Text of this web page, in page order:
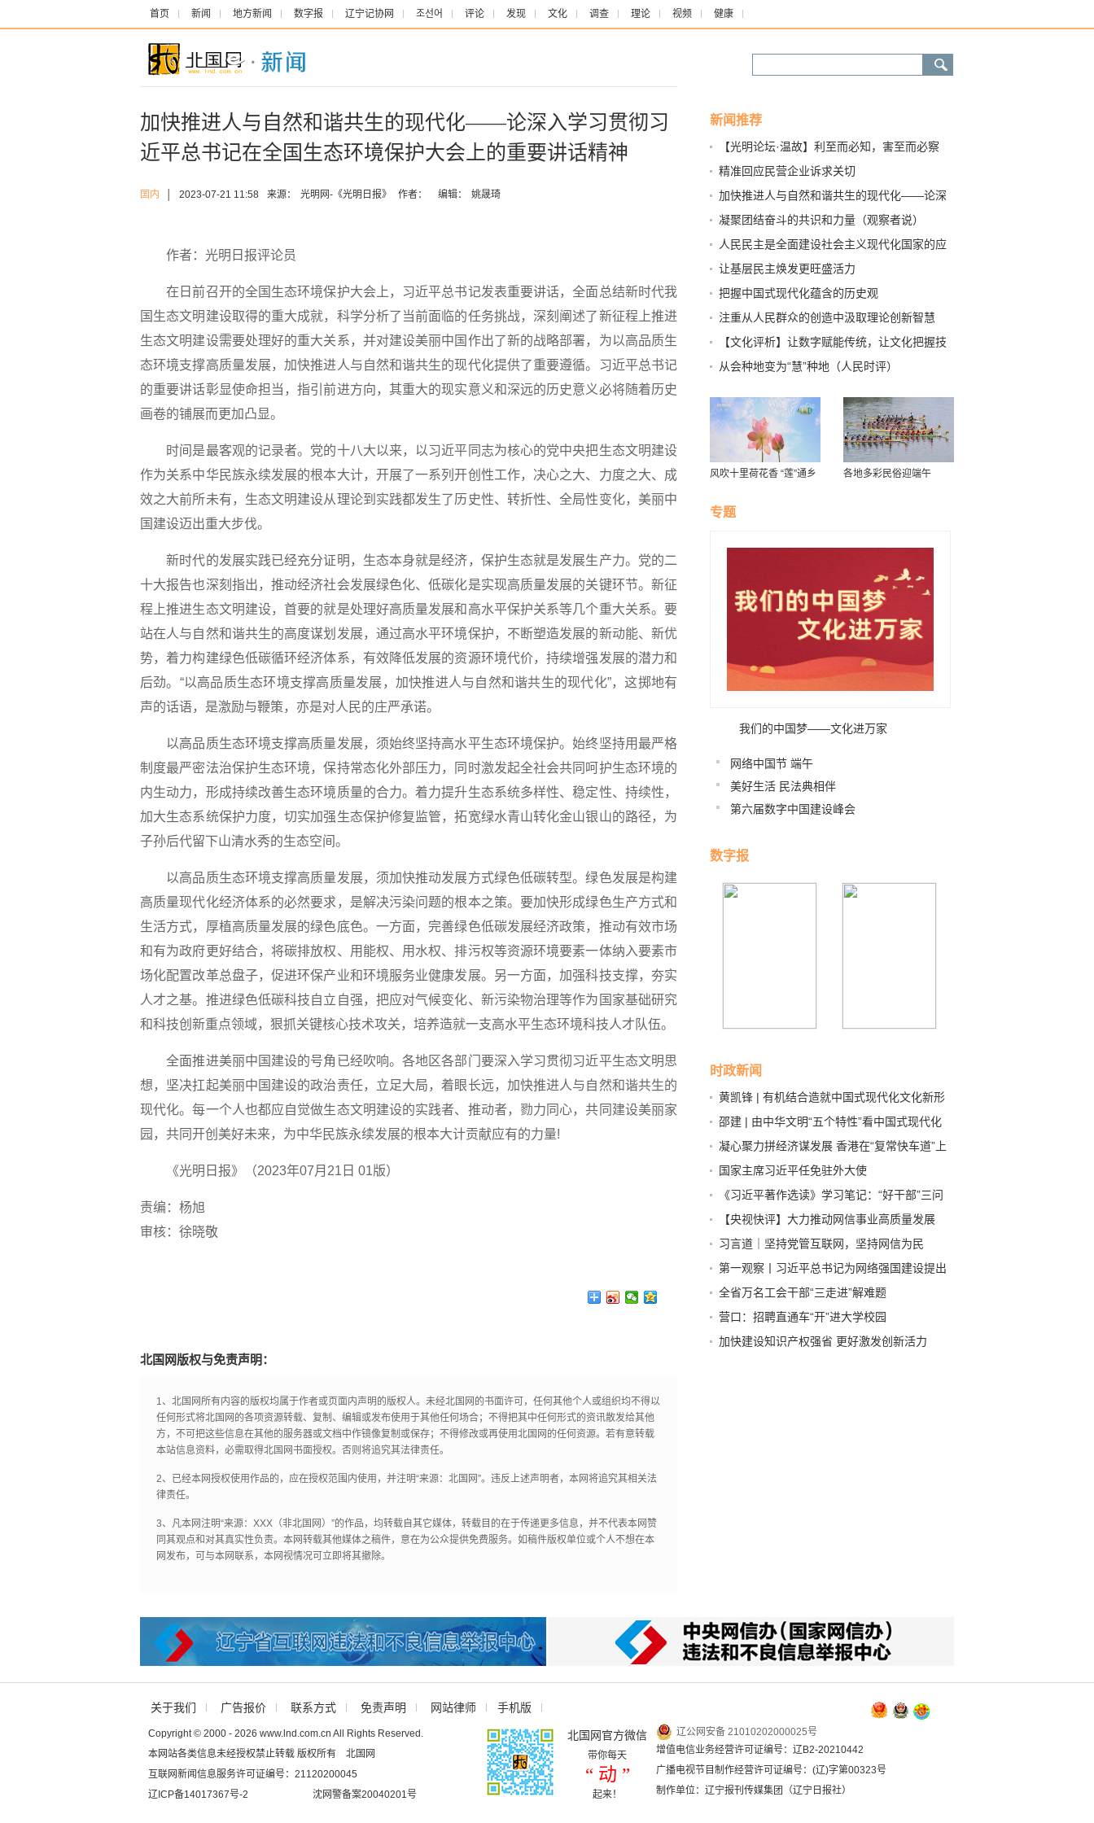
首页 新闻 地方新闻 数字报 辽宁记协网 조선어 评论 发现 文化 调查 理论 视频 健康
加快推进人与自然和谐共生的现代化——论深入学习贯彻习
近平总书记在全国生态环境保护大会上的重要讲话精神
国内 2023-07-21 11:58 来源： 光明网-《光明日报》 作者： 编辑： 姚晟琦
作者：光明日报评论员
在日前召开的全国生态环境保护大会上，习近平总书记发表重要讲话，全面总结新时代我
国生态文明建设取得的重大成就，科学分析了当前面临的任务挑战，深刻阐述了新征程上推进
生态文明建设需要处理好的重大关系，并对建设美丽中国作出了新的战略部署，为以高品质生
态环境支撑高质量发展，加快推进人与自然和谐共生的现代化提供了重要遵循。习近平总书记
的重要讲话彰显使命担当，指引前进方向，其重大的现实意义和深远的历史意义必将随着历史
画卷的铺展而更加凸显。
时间是最客观的记录者。党的十八大以来，以习近平同志为核心的党中央把生态文明建设
作为关系中华民族永续发展的根本大计，开展了一系列开创性工作，决心之大、力度之大、成
效之大前所未有，生态文明建设从理论到实践都发生了历史性、转折性、全局性变化，美丽中
国建设迈出重大步伐。
新时代的发展实践已经充分证明，生态本身就是经济，保护生态就是发展生产力。党的二
十大报告也深刻指出，推动经济社会发展绿色化、低碳化是实现高质量发展的关键环节。新征
程上推进生态文明建设，首要的就是处理好高质量发展和高水平保护关系等几个重大关系。要
站在人与自然和谐共生的高度谋划发展，通过高水平环境保护，不断塑造发展的新动能、新优
势，着力构建绿色低碳循环经济体系，有效降低发展的资源环境代价，持续增强发展的潜力和
后劲。“以高品质生态环境支撑高质量发展，加快推进人与自然和谐共生的现代化”，这掷地有
声的话语，是激励与鞭策，亦是对人民的庄严承诺。
以高品质生态环境支撑高质量发展，须始终坚持高水平生态环境保护。始终坚持用最严格
制度最严密法治保护生态环境，保持常态化外部压力，同时激发起全社会共同呵护生态环境的
内生动力，形成持续改善生态环境质量的合力。着力提升生态系统多样性、稳定性、持续性，
加大生态系统保护力度，切实加强生态保护修复监管，拓宽绿水青山转化金山银山的路径，为
子孙后代留下山清水秀的生态空间。
以高品质生态环境支撑高质量发展，须加快推动发展方式绿色低碳转型。绿色发展是构建
高质量现代化经济体系的必然要求，是解决污染问题的根本之策。要加快形成绿色生产方式和
生活方式，厚植高质量发展的绿色底色。一方面，完善绿色低碳发展经济政策，推动有效市场
和有为政府更好结合，将碳排放权、用能权、用水权、排污权等资源环境要素一体纳入要素市
场化配置改革总盘子，促进环保产业和环境服务业健康发展。另一方面，加强科技支撑，夯实
人才之基。推进绿色低碳科技自立自强，把应对气候变化、新污染物治理等作为国家基础研究
和科技创新重点领域，狠抓关键核心技术攻关，培养造就一支高水平生态环境科技人才队伍。
全面推进美丽中国建设的号角已经吹响。各地区各部门要深入学习贯彻习近平生态文明思
想，坚决扛起美丽中国建设的政治责任，立足大局，着眼长远，加快推进人与自然和谐共生的
现代化。每一个人也都应自觉做生态文明建设的实践者、推动者，勠力同心，共同建设美丽家
园，共同开创美好未来，为中华民族永续发展的根本大计贡献应有的力量!
《光明日报》（2023年07月21日 01版）
责编：杨旭
审核：徐晓敬
北国网版权与免责声明：
1、北国网所有内容的版权均属于作者或页面内声明的版权人。未经北国网的书面许可，任何其他个人或组织均不得以
任何形式将北国网的各项资源转载、复制、编辑或发布使用于其他任何场合；不得把其中任何形式的资讯散发给其他
方，不可把这些信息在其他的服务器或文档中作镜像复制或保存；不得修改或再使用北国网的任何资源。若有意转载
本站信息资料，必需取得北国网书面授权。否则将追究其法律责任。
2、已经本网授权使用作品的，应在授权范围内使用，并注明“来源：北国网”。违反上述声明者，本网将追究其相关法
律责任。
3、凡本网注明“来源：XXX（非北国网）”的作品，均转载自其它媒体，转载目的在于传递更多信息，并不代表本网赞
同其观点和对其真实性负责。本网转载其他媒体之稿件，意在为公众提供免费服务。如稿件版权单位或个人不想在本
网发布，可与本网联系，本网视情况可立即将其撤除。
新闻推荐
【光明论坛·温故】利至而必知，害至而必察
精准回应民营企业诉求关切
加快推进人与自然和谐共生的现代化——论深
入学习贯彻习近平总书记在全国生态环境保护大
会上的重要讲话精神
凝聚团结奋斗的共识和力量（观察者说）
人民民主是全面建设社会主义现代化国家的应
有之义（人民观察）
让基层民主焕发更旺盛活力
把握中国式现代化蕴含的历史观
注重从人民群众的创造中汲取理论创新智慧
【文化评析】让数字赋能传统，让文化把握技
从会种地变为“慧”种地（人民时评）
风吹十里荷花香 “莲”通乡
各地多彩民俗迎端午
专题
我们的中国梦——文化进万家
网络中国节 端午
美好生活 民法典相伴
第六届数字中国建设峰会
数字报
时政新闻
黄凯锋 | 有机结合造就中国式现代化文化新形
态
邵建 | 由中华文明“五个特性”看中国式现代化
凝心聚力拼经济谋发展 香港在“复常快车道”上
全速前进
国家主席习近平任免驻外大使
《习近平著作选读》学习笔记：“好干部”三问
【央视快评】大力推动网信事业高质量发展
习言道｜坚持党管互联网，坚持网信为民
第一观察丨习近平总书记为网络强国建设提出
新的使命任务
全省万名工会干部“三走进”解难题
营口：招聘直通车“开”进大学校园
加快建设知识产权强省 更好激发创新活力
关于我们 广告报价 联系方式 免责声明 网站律师 手机版
Copyright © 2000 - 2026 www.lnd.com.cn All Rights Reserved.
本网站各类信息未经授权禁止转载 版权所有 北国网
互联网新闻信息服务许可证编号：21120200045
辽ICP备14017367号-2
沈网警备案20040201号
北国网官方微信
带你每天
“ 动 ”
起来！
辽公网安备 21010202000025号
增值电信业务经营许可证编号：辽B2-20210442
广播电视节目制作经营许可证编号：(辽)字第00323号
制作单位：辽宁报刊传媒集团（辽宁日报社）